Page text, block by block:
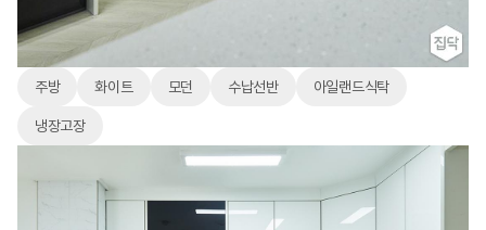
주방 화이트 모던 수납선반 아일랜드식탁
냉장고장